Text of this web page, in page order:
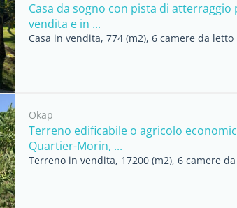
Casa da sogno con pista di
vendita e in ...
Casa in vendita, 774 (m2), 6 camere da letto
Okap
Terreno edificabile o agricolo
Quartier-Morin, ...
Terreno in vendita, 17200 (m2), 6 camere